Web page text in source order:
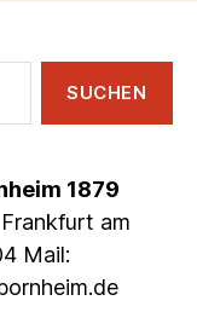
1879
am
Mail: